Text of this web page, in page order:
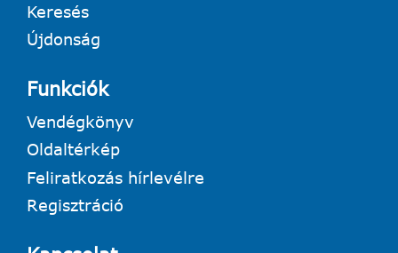
Keresés
Újdonság
Funkciók
Vendégkönyv
Oldaltérkép
Feliratkozás hírlevélre
Regisztráció